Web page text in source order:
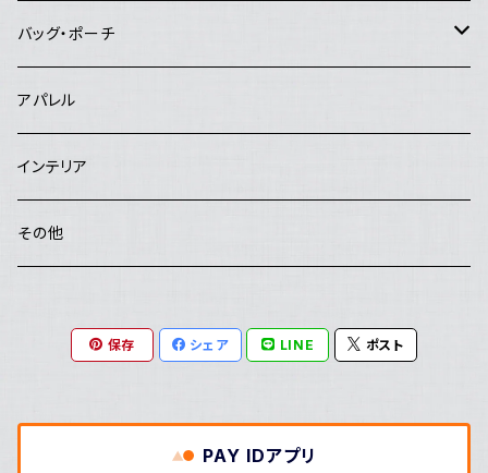
工房まる
はんぷ工房 結
studio COOKA
poRiff
大野素子
ブローチ
ヘアピン
お茶碗
お皿
鉢
花器・置物・オブジェ
手ぬぐい
バッグ・ポーチ
バッグ
ポーチ
アパレル
インテリア
その他
保存 シェア LINE ポスト
PAY IDアプリ